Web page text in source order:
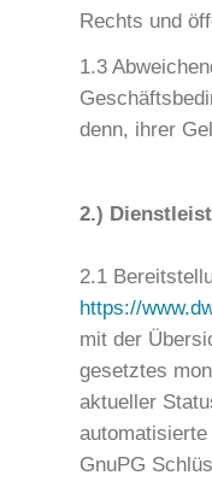
Rechts und
1.3
denn, ihrer
2.)
2.1
https://
mit der
gesetztes
aktueller
GnuPG